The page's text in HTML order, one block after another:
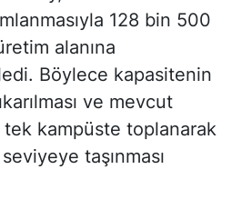
128 bin 500
alanına
Böylece kapasitenin
ve mevcut
kampüste toplanarak
taşınması